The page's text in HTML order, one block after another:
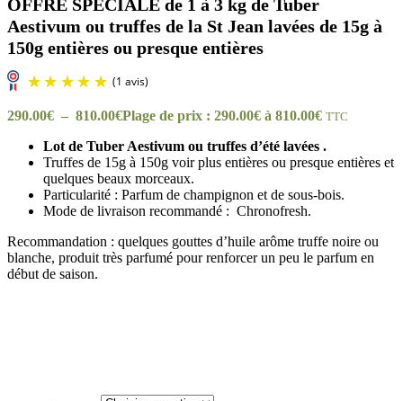
OFFRE SPÉCIALE de 1 à 3 kg de Tuber
Aestivum ou truffes de la St Jean lavées de 15g à
150g entières ou presque entières
290.00€ – 810.00€Plage de prix : 290.00€ à 810.00€ TTC
Lot de Tuber Aestivum ou truffes d’été lavées .
Truffes de 15g à 150g voir plus entières ou presque entières et
quelques beaux morceaux.
Particularité : Parfum de champignon et de sous-bois.
Mode de livraison recommandé : Chronofresh.
Recommandation : quelques gouttes d’huile arôme truffe noire ou
blanche, produit très parfumé pour renforcer un peu le parfum en
début de saison.